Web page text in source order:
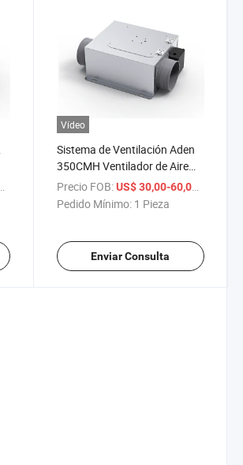
Vídeo
Sistema de Ventilación Aden
350CMH Ventilador de Aire
Comercial Ultra Delgado
Precio FOB: US$ 30,00-60,00
Pedido Mínimo: 1 Pieza
Enviar Consulta